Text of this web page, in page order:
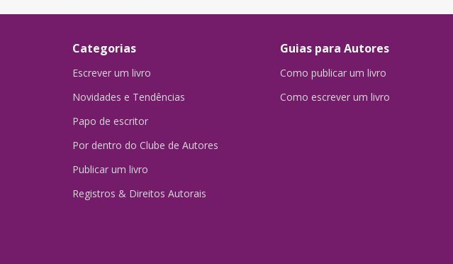
Categorias
Escrever um livro
Novidades e Tendências
Papo de escritor
Por dentro do Clube de Autores
Publicar um livro
Registros & Direitos Autorais
Guias para Autores
Como publicar um livro
Como escrever um livro